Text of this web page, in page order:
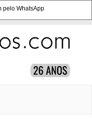
pelo WhatsApp